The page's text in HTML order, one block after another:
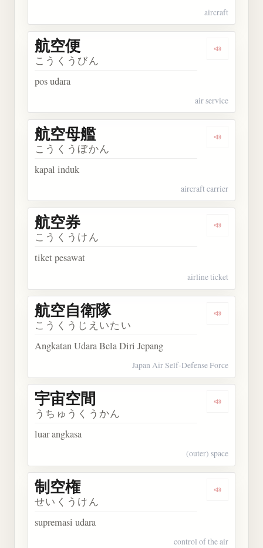
aircraft
Dengarkan
航空便
こうくうびん
pos udara
air service
Dengarkan
航空母艦
こうくうぼかん
kapal induk
aircraft carrier
Dengarkan
航空券
こうくうけん
tiket pesawat
airline ticket
Dengarkan
航空自衛隊
こうくうじえいたい
Angkatan Udara Bela Diri Jepang
Japan Air Self-Defense Force
Dengarkan
宇宙空間
うちゅうくうかん
luar angkasa
(outer) space
Dengarkan
制空権
せいくうけん
supremasi udara
control of the air